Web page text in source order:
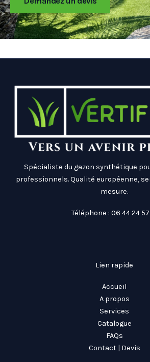
Spécialiste du gazon synthétique
professionnels. Qualité européenne,
mesure.
Téléphone : 06 44 24 57
Lien rapide
Accueil
A propos
Services
Catalogue
FAQs
Contact | Devis